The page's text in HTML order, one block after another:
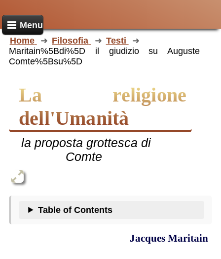
Menu
Home
Filosofia
Testi
Maritain%5Bdi%5D il giudizio su Auguste
Comte%5Bsu%5D
la religione
dell'Umanità
la proposta grottesca di
Comte
Table of Contents
Jacques Maritain